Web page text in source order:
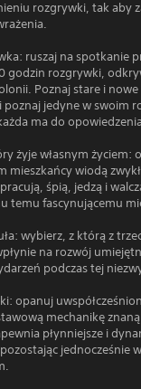
rozgrywki, tak aby
ruszaj na spotkanie
godzin rozgrywki,
Poznaj stare i
jedyne w swoim
ma do
żyje własnym życiem:
mieszkańcy wiodą
śpią, jedzą i
temu fascynującemu
wybierz, z którą z
na rozwój
podczas tej
opanuj
mechanikę
płynniejsze i
jednocześnie